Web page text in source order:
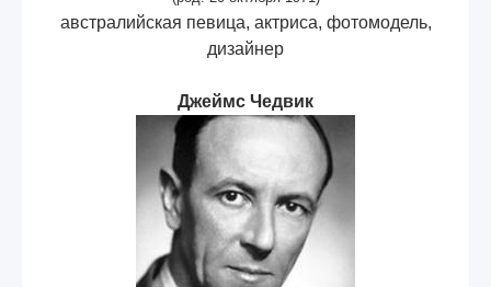
австралийская певица, актриса, фотомодель,
дизайнер
Джеймс Чедвик